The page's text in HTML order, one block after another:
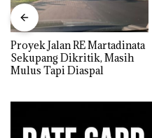
Proyek Jalan RE Martadinata
Sekupang Dikritik, Masih
Mulus Tapi Diaspal